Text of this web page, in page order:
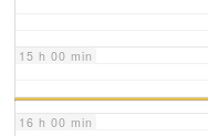
15 h 00 min
16 h 00 min